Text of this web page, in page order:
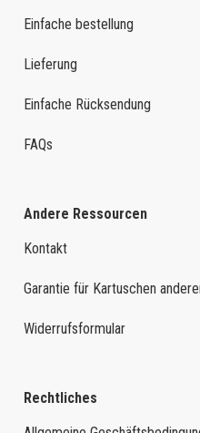
Einfache bestellung
Lieferung
Einfache Rücksendung
FAQs
Andere Ressourcen
Kontakt
Garantie für Kartuschen
Widerrufsformular
Rechtliches